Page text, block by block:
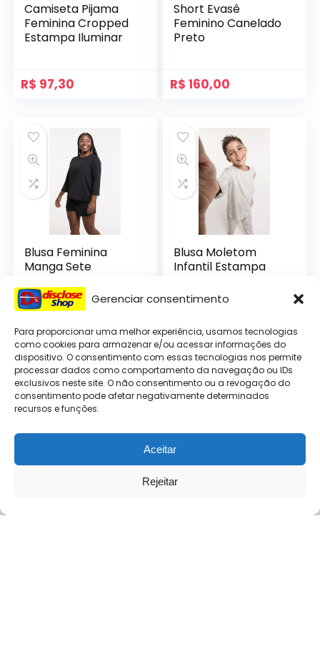
Gerenciar consentimento
Para proporcionar uma melhor experiência, usamos tecnologias
como cookies para armazenar e/ou acessar informações do
dispositivo. O consentimento com essas tecnologias nos permite
processar dados como comportamento da navegação ou IDs
exclusivos neste site. O não consentimento ou a revogação do
consentimento pode afetar negativamente determinados
recursos e funções.
Aceitar
Rejeitar
Camiseta Pijama
Feminina Cropped
Estampa Iluminar
R$ 97,30
Short Evasê
Feminino Canelado
Preto
R$ 160,00
Blusa Feminina
Manga Sete
Preta
R$135,00
Blusa Moletom
Infantil Estampa
R$79,50